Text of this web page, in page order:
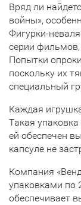
Вряд ли
войны»,
Фигурки-
серии фильмов,
Попытки
поскольку их
специальный
Каждая
Такая
ей обеспечен
капсуле не
Компания
упаковками по
обеспечивает